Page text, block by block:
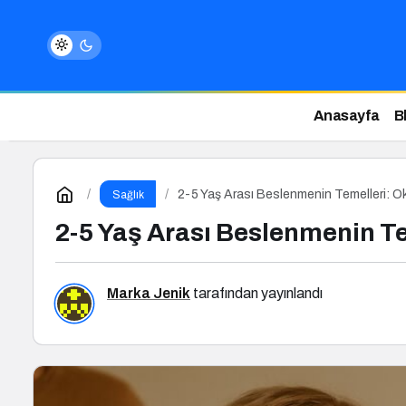
Anasayfa
Sağlık 2-5 Yaş Arası Beslenmenin Temelleri:
2-5 Yaş Arası Beslenmenin
Marka Jenik tarafından yayınlandı